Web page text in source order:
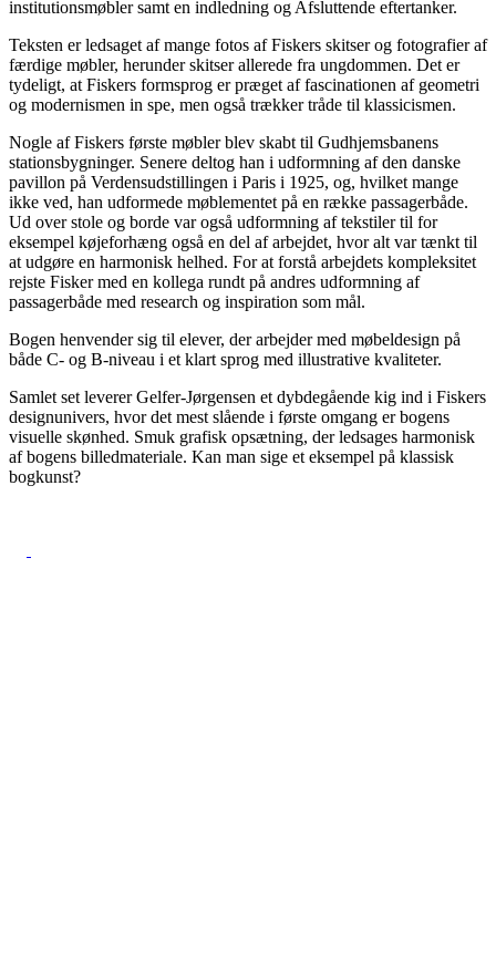
institutionsmøbler samt en indledning og Afsluttende eftertanker.
Teksten er ledsaget af mange fotos af Fiskers skitser og fotografier af
færdige møbler, herunder skitser allerede fra ungdommen. Det er
tydeligt, at Fiskers formsprog er præget af fascinationen af geometri
og modernismen in spe, men også trækker tråde til klassicismen.
Nogle af Fiskers første møbler blev skabt til Gudhjemsbanens
stationsbygninger. Senere deltog han i udformning af den danske
pavillon på Verdensudstillingen i Paris i 1925, og, hvilket mange
ikke ved, han udformede møblementet på en række passagerbåde.
Ud over stole og borde var også udformning af tekstiler til for
eksempel køjeforhæng også en del af arbejdet, hvor alt var tænkt til
at udgøre en harmonisk helhed. For at forstå arbejdets kompleksitet
rejste Fisker med en kollega rundt på andres udformning af
passagerbåde med research og inspiration som mål.
Bogen henvender sig til elever, der arbejder med møbeldesign på
både C- og B-niveau i et klart sprog med illustrative kvaliteter.
Samlet set leverer Gelfer-Jørgensen et dybdegående kig ind i Fiskers
designunivers, hvor det mest slående i første omgang er bogens
visuelle skønhed. Smuk grafisk opsætning, der ledsages harmonisk
af bogens billedmateriale. Kan man sige et eksempel på klassisk
bogkunst?